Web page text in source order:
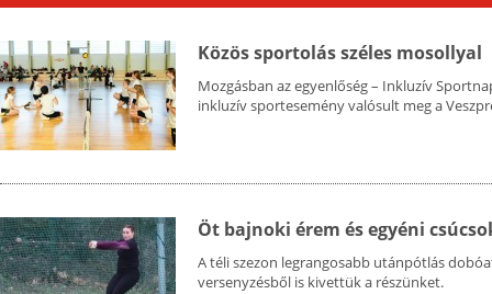
Közös sportolás széles mosollyal
Mozgásban az egyenlőség – Inkluzív
inkluzív sportesemény valósult meg a
Öt bajnoki érem és egyéni
A téli szezon legrangosabb utánpótlás
versenyzésből is kivettük a részünket.